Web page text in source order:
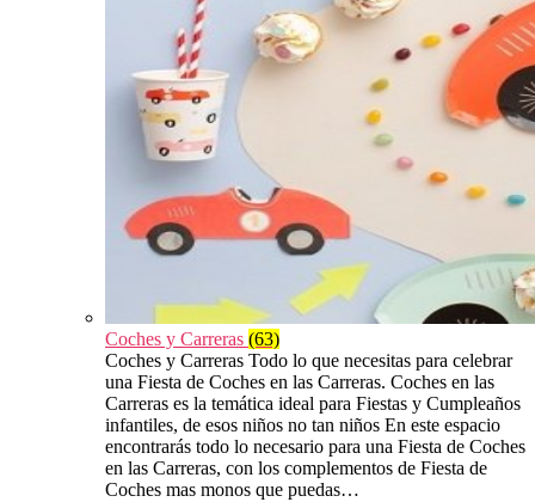
Coches y Carreras (63)
Coches y Carreras Todo lo que necesitas para celebrar
una Fiesta de Coches en las Carreras. Coches en las
Carreras es la temática ideal para Fiestas y Cumpleaños
infantiles, de esos niños no tan niños En este espacio
encontrarás todo lo necesario para una Fiesta de Coches
en las Carreras, con los complementos de Fiesta de
Coches mas monos que puedas…